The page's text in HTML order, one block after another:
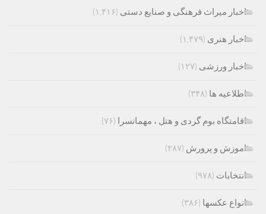
اخبار میراث فرهنگی و صنایع دستی (۱,۴۱۶)
اخبار هنری (۱,۴۷۹)
اخبار ورزشی (۱۲۷)
اطلاعیه ها (۳۴۸)
اقامتگاه بوم گردی و هتل ، مهمانسرا (۷۶)
اموزش و پرورش (۲۸۷)
انتخابات (۹۷۸)
انواع عکسها (۳۸۶)